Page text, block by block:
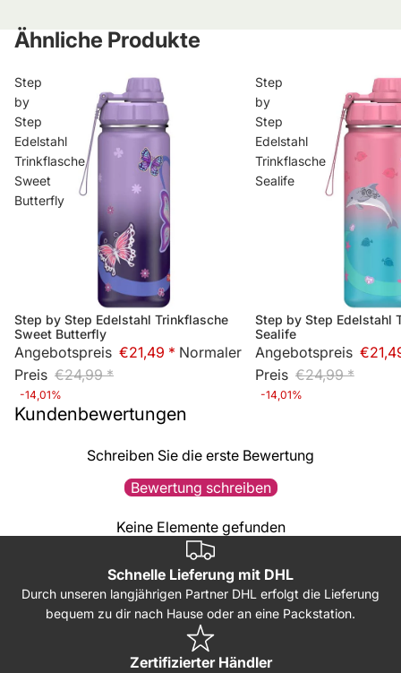
Ähnliche Produkte
Step
by
Step
Edelstahl
Trinkflasche
Sweet
Butterfly
Sale
Step by Step Edelstahl Trinkflasche
Sweet Butterfly
Angebotspreis €21,49 * Normaler
Preis €24,99 *
-14,01%
Step
by
Step
Edelstahl
Trinkflasche
Sealife
Sale
Step by Step Edelstahl
Sealife
Angebotspreis
Preis €24,99 *
-14,01%
Kundenbewertungen
Schreiben Sie die erste Bewertung
Bewertung schreiben
Keine Elemente gefunden
Schnelle Lieferung mit DHL
Durch unseren langjährigen Partner DHL erfolgt die Lieferung
bequem zu dir nach Hause oder an eine Packstation.
Zertifizierter Händler